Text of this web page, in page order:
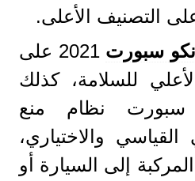
التصنيف الأعلى.
سبورت
2021 على
للسلامة، كذلك
سبورت نظام منع
والاختياري،
إلى السيارة أو